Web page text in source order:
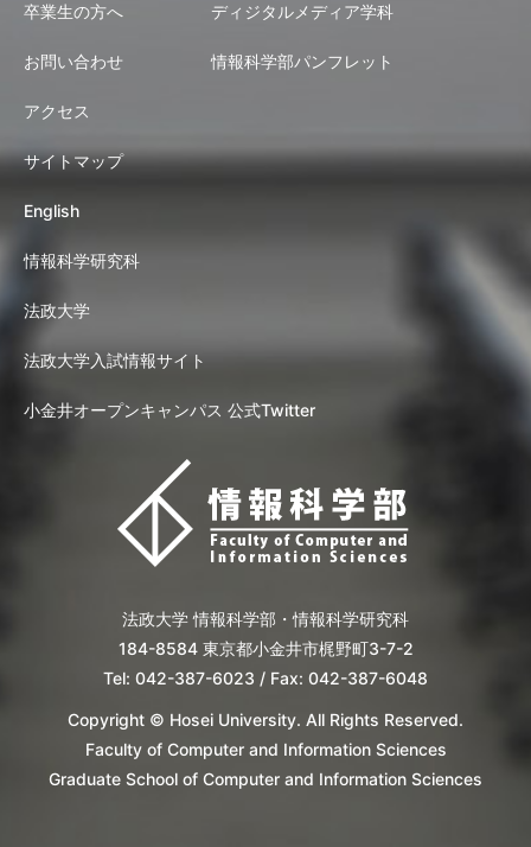
卒業生の方へ
お問い合わせ
アクセス
サイトマップ
English
ディジタルメディア学科
情報科学部パンフレット
情報科学研究科
法政大学
法政大学入試情報サイト
小金井オープンキャンパス 公式Twitter
法政大学 情報科学部・情報科学研究科
184-8584 東京都小金井市梶野町3-7-2
Tel: 042-387-6023 / Fax: 042-387-6048
Copyright © Hosei University. All Rights Reserved.
Faculty of Computer and Information Sciences
Graduate School of Computer and Information Sciences